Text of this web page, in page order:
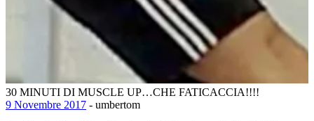
30 MINUTI DI MUSCLE UP…CHE FATICACCIA!!!!
9 Novembre 2017 - umbertom